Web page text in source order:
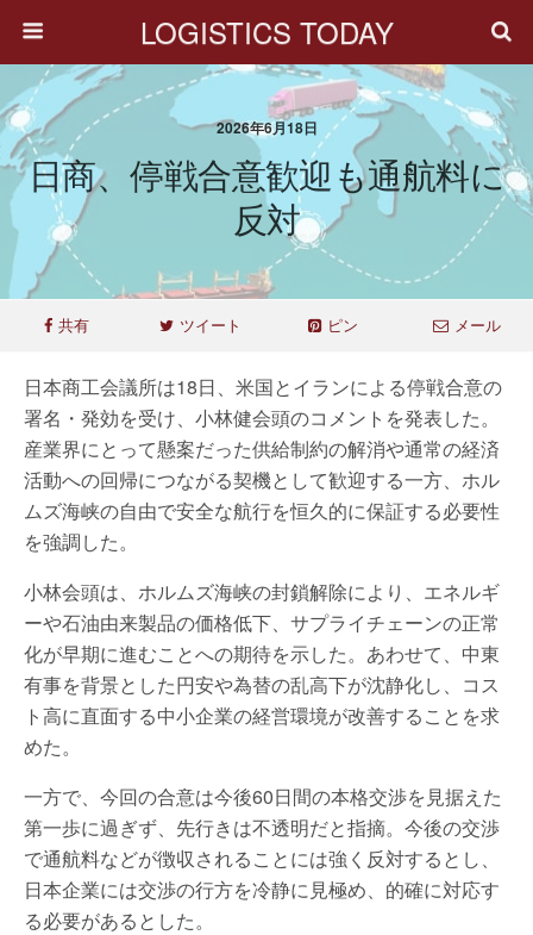
LOGISTICS TODAY
2026年6月18日
日商、停戦合意歓迎も通航料に
反対
共有 ツイート ピン メール
日本商工会議所は18日、米国とイランによる停戦合意の
署名・発効を受け、小林健会頭のコメントを発表した。
産業界にとって懸案だった供給制約の解消や通常の経済
活動への回帰につながる契機として歓迎する一方、ホル
ムズ海峡の自由で安全な航行を恒久的に保証する必要性
を強調した。
小林会頭は、ホルムズ海峡の封鎖解除により、エネルギ
ーや石油由来製品の価格低下、サプライチェーンの正常
化が早期に進むことへの期待を示した。あわせて、中東
有事を背景とした円安や為替の乱高下が沈静化し、コス
ト高に直面する中小企業の経営環境が改善することを求
めた。
一方で、今回の合意は今後60日間の本格交渉を見据えた
第一歩に過ぎず、先行きは不透明だと指摘。今後の交渉
で通航料などが徴収されることには強く反対するとし、
日本企業には交渉の行方を冷静に見極め、的確に対応す
る必要があるとした。